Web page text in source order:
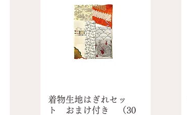
着物生地はぎれセッ
ト おまけ付き （30